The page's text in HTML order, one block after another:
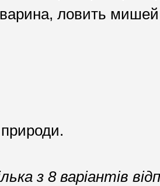
ловить мишей
з 8 варіантів